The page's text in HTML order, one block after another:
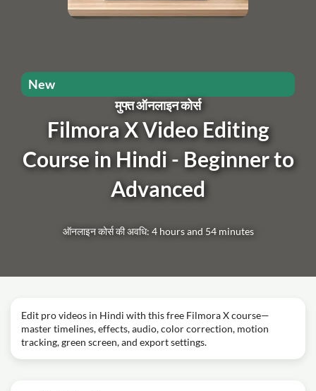
मुफ्त ऑनलाइन कोर्स
Filmora X Video Editing
Course in Hindi - Beginner to
Advanced
ऑनलाइन कोर्स की अवधि: 4 hours and 54 minutes
New
Edit pro videos in Hindi with this free Filmora X course—
master timelines, effects, audio, color correction, motion
tracking, green screen, and export settings.